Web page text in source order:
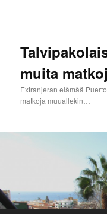
muita
Extranjeran elämää
matkoja muuallekin…